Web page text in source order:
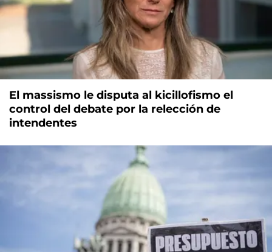
El massismo le disputa al kicillofismo el
control del debate por la relección de
intendentes